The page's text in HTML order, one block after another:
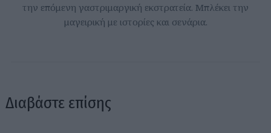
την επόμενη γαστριμαργική εκστρατεία. Μπλέκει την
μαγειρική με ιστορίες και σενάρια.
Διαβάστε επίσης